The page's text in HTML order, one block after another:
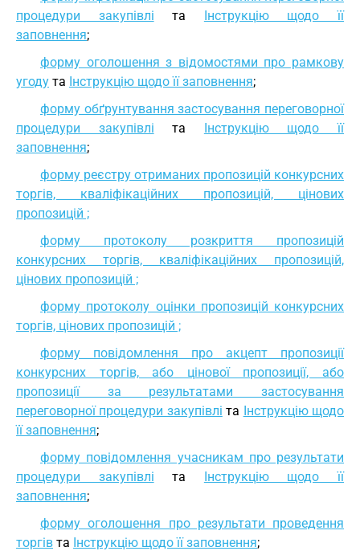
процедури закупівлі та Інструкцію щодо її
заповнення;
форму оголошення з відомостями про рамкову
угоду та Інструкцію щодо її заповнення;
форму обґрунтування застосування переговорної
процедури закупівлі та Інструкцію щодо її
заповнення;
форму реєстру отриманих пропозицій конкурсних
торгів, кваліфікаційних пропозицій, цінових
пропозицій ;
форму протоколу розкриття пропозицій
конкурсних торгів, кваліфікаційних пропозицій,
цінових пропозицій ;
форму протоколу оцінки пропозицій конкурсних
торгів, цінових пропозицій ;
форму повідомлення про акцепт пропозиції
конкурсних торгів, або цінової пропозиції, або
пропозиції за результатами застосування
переговорної процедури закупівлі та Інструкцію щодо
її заповнення;
форму повідомлення учасникам про результати
процедури закупівлі та Інструкцію щодо її
заповнення;
форму оголошення про результати проведення
торгів та Інструкцію щодо її заповнення;